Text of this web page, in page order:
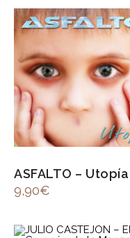
ASFALTO – Utopía
9,90€